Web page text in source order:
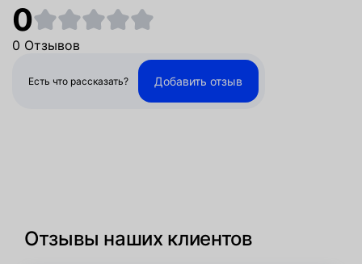
0
0 Отзывов
Есть что рассказать? Добавить отзыв
Отзывы наших клиентов